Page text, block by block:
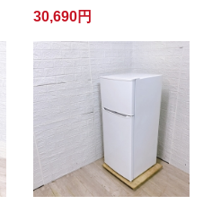
30,690円